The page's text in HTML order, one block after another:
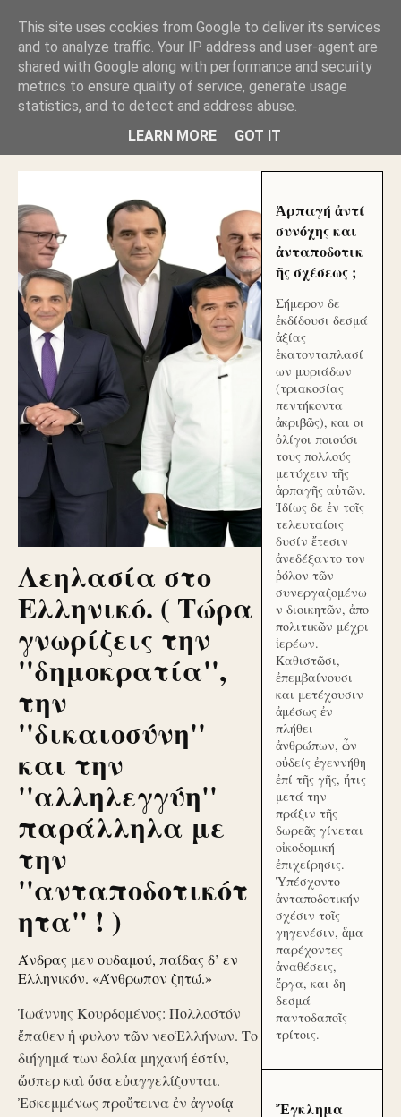
ΑΥΤΟΧΘΟΝΕΣ ΜΟΥ ΕΚΛΕΙΣΑΝ ΤΑ ΣΟΣΙΑΛ ΚΑΙ
ΦΙΜΩΣΑΝ ΤΟ SITE. ΟΙ ΧΙΛΙΑΔΕΣ ΜΙΚΡΟΕΠΕΝΔΥΤΕΣ
ΕΠΕΝΔΥΣΑΤΕ ΓΙΑ ΛΕΗΛΑΣΙΑ ΚΑΙ ΕΓΚΛΗΜΑ ?
ΓΛΥΦΑΔΑ WEB |ΟΙ ΜΕΓΑΛΟΙ ΚΛΕΠΤΑΙ ΑΠΟ ΤΟ
ΜΙΚΡΟΝ ΑΠΑΓΟΥΣΙ
Λεηλασία στο
Ελληνικό. ( Τώρα
γνωρίζεις την
''δημοκρατία'',
την
''δικαιοσύνη''
και την
''αλληλεγγύη''
παράλληλα με
την
''ανταποδοτικότ
ητα'' ! )
Άνδρας μεν ουδαμού, παίδας δ’ εν
Ελληνικόν. «Άνθρωπον ζητώ.»
Ἰωάννης Κουρδομένος: Πολλοστόν
ἔπαθεν ἡ φυλον τῶν νεοἙλλήνων. Το
διήγημά των δολία μηχανή ἐστίν,
ὥσπερ καὶ ὅσα εὐαγγελίζονται.
Ἐσκεμμένως προὔτεινα ἐν ἀγνοίᾳ
Ἁρπαγή ἀντί
συνόχης και
ἀνταποδοτικ
ῆς σχέσεως ;
Σήμερον δε
ἐκδίδουσι δεσμά
ἀξίας
ἑκατονταπλασί
ων μυριάδων
(τριακοσίας
πεντήκοντα
ἀκριβῶς), και οι
ὀλίγοι ποιούσι
τους πολλούς
μετύχειν τῆς
ἁρπαγῆς αὐτῶν.
Ἰδίως δε ἐν τοῖς
τελευταίοις
δυσίν ἔτεσιν
ἀνεδέξαντο τον
ῥόλον τῶν
συνεργαζομένω
ν διοικητῶν, ἀπο
πολιτικῶν μέχρι
ἱερέων.
Καθιστῶσι,
ἐπεμβαίνουσι
και μετέχουσιν
ἀμέσως ἐν
πλήθει
ἀνθρώπων, ὧν
οὐδείς ἐγεννήθη
ἐπί τῆς γῆς, ἥτις
μετά την
πράξιν τῆς
δωρεᾶς γίνεται
οἰκοδομική
ἐπιχείρησις.
Ὑπέσχοντο
ἀνταποδοτικήν
σχέσιν τοῖς
γηγενέσιν, ἅμα
παρέχοντες
ἀναθέσεις,
ἔργα, και δη
δεσμά
παντοδαποῖς
τρίτοις.
Ἔγκλημα
This site uses cookies from Google to deliver its services
and to analyze traffic. Your IP address and user-agent are
shared with Google along with performance and security
metrics to ensure quality of service, generate usage
statistics, and to detect and address abuse.
LEARN MORE
GOT IT